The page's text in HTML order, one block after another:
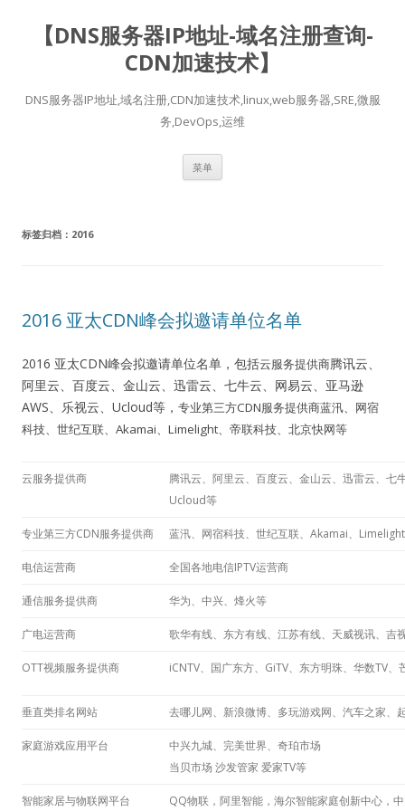
【DNS服务器IP地址-域名注册查询-
CDN加速技术】
DNS服务器IP地址,域名注册,CDN加速技术,linux,web服务器,SRE,微服
务,DevOps,运维
菜单
标签归档： 2016
2016 亚太CDN峰会拟邀请单位名单
2016 亚太CDN峰会拟邀请单位名单，包括云服务提供商腾讯云、
阿里云、百度云、金山云、迅雷云、七牛云、网易云、亚马逊
AWS、乐视云、Ucloud等， 专业第三方CDN服务提供商蓝汛、网宿
科技、世纪互联、Akamai、Limelight、帝联科技、北京快网等
云服务提供商
腾讯云、阿里云、百度云、金山云、迅雷云、七
Ucloud等
专业第三方CDN服务提供商 蓝汛、网宿科技、世纪互联、Akamai、
电信运营商 全国各地电信IPTV运营商
通信服务提供商 华为、中兴、烽火等
广电运营商 歌华有线、东方有线、江苏有线、天威视讯、吉
OTT视频服务提供商 iCNTV、国广东方、GiTV、东方明珠、华数TV
垂直类排名网站 去哪儿网、新浪微博、多玩游戏网、汽车之家、
家庭游戏应用平台
中兴九城、完美世界、奇珀市场
当贝市场 沙发管家 爱家TV等
智能家居与物联网平台 QQ物联，阿里智能，海尔智能家庭创新中心，